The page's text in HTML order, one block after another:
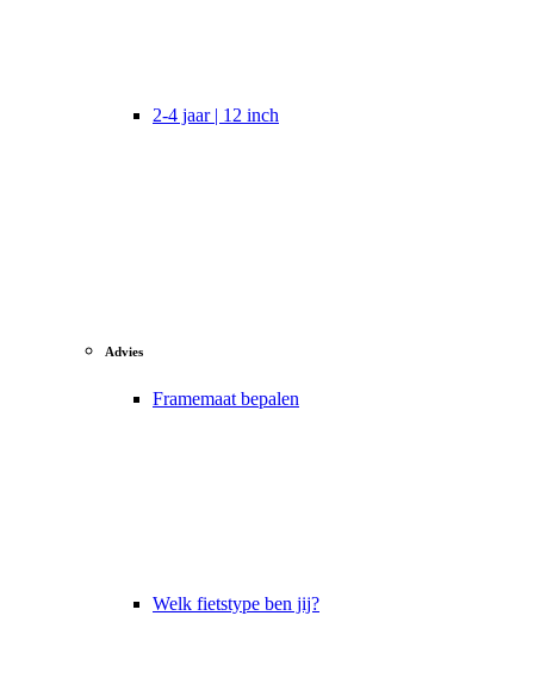
2-4 jaar | 12 inch
Advies
Framemaat bepalen
Welk fietstype ben jij?